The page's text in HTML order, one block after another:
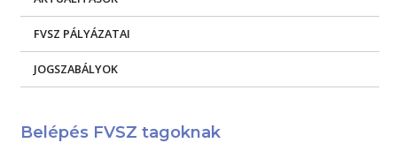
FVSZ PÁLYÁZATAI
JOGSZABÁLYOK
Belépés FVSZ tagoknak